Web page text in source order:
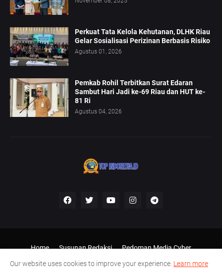
Perkuat Tata Kelola Kehutanan, DLHK Riau
Gelar Sosialisasi Perizinan Berbasis Risiko
Agustus 01, 2026
Pemkab Rohil Terbitkan Surat Edaran
Sambut Hari Jadi ke-69 Riau dan HUT ke-
81 Ri
Agustus 04, 2026
Home Susunan Redaksi
Pedoman Media Cyber
Disclaimer
Our website uses cookies to improve your experience. Learn more